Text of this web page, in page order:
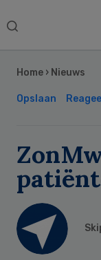
Search
Home › Nieuws
Opslaan
Sidebar